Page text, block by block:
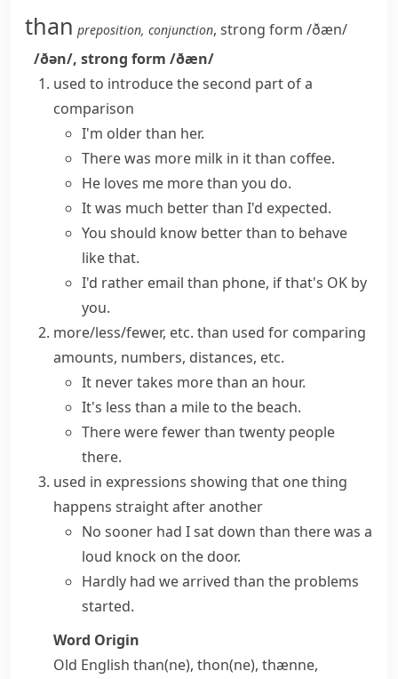
than preposition, conjunction, strong form /ðæn/
/ðən/, strong form /ðæn/
used to introduce the second part of a
comparison
I'm older than her.
There was more milk in it than coffee.
He loves me more than you do.
It was much better than I'd expected.
You should know better than to behave
like that.
I'd rather email than phone, if that's OK by
you.
more/less/fewer, etc. than used for comparing
amounts, numbers, distances, etc.
It never takes more than an hour.
It's less than a mile to the beach.
There were fewer than twenty people
there.
used in expressions showing that one thing
happens straight after another
No sooner had I sat down than there was a
loud knock on the door.
Hardly had we arrived than the problems
started.
Word Origin
Old English than(ne), thon(ne), thænne,